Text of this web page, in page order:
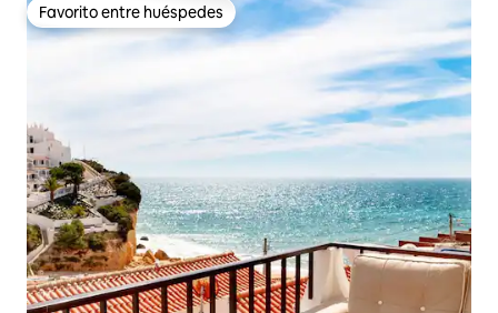
Favorito entre huéspedes
Favorito entre huéspedes